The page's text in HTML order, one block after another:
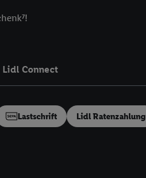
Lidl Connect
Lastschrift Lidl Ratenzahlung
Technologie in
verfügbar ist.
und einer
Kennung
speziell zur
generell zu
„Nutzung der
(nur für